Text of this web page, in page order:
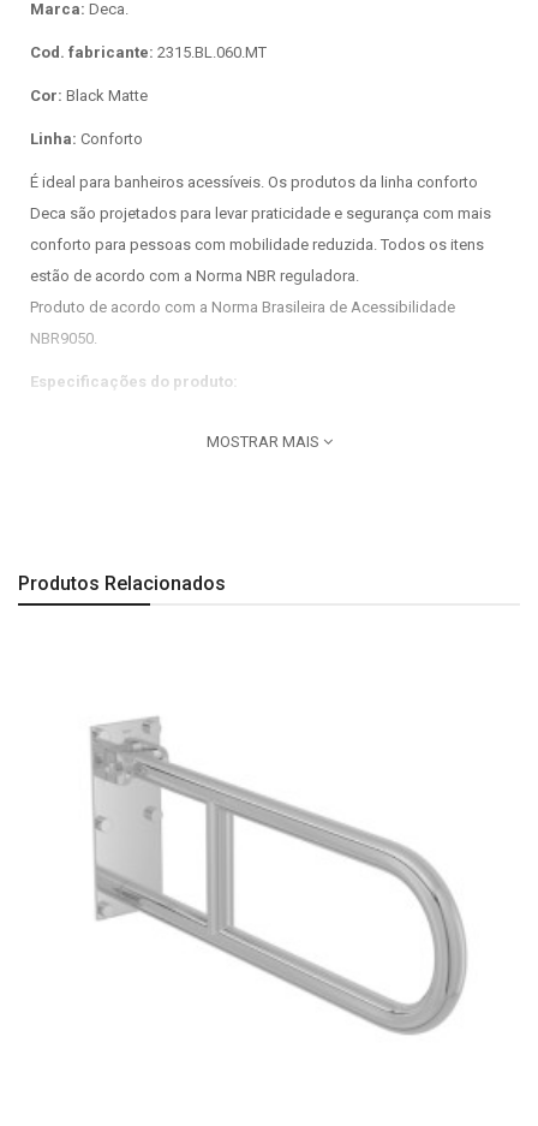
Marca: Deca.
Cod. fabricante: 2315.BL.060.MT
Cor: Black Matte
Linha: Conforto
É ideal para banheiros acessíveis. Os produtos da linha conforto
Deca são projetados para levar praticidade e segurança com mais
conforto para pessoas com mobilidade reduzida. Todos os itens
estão de acordo com a Norma NBR reguladora.
Produto de acordo com a Norma Brasileira de Acessibilidade
NBR9050.
Especificações do produto:
MOSTRAR MAIS
Produtos Relacionados